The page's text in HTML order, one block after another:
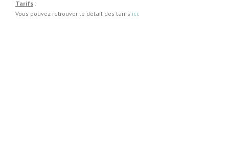
Tarifs :
Vous pouvez retrouver le détail des tarifs ici.